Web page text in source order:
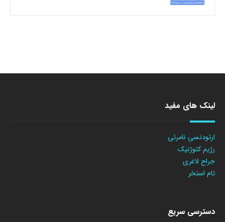
لینک های مفید
ارتودنسی نامرئی
رژیم کتوژنیک
جراح لاغری
تام استخر
دسترسی سریع